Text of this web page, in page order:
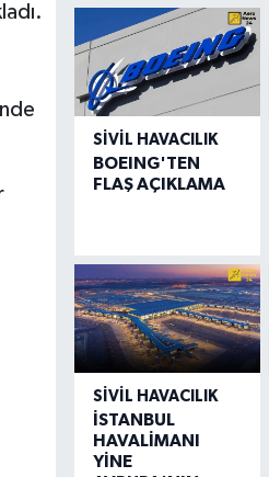
SIVIL HAVACILIK
BOEING'TEN
FLAŞ AÇIKLAMA
SIVIL HAVACILIK
İSTANBUL
HAVALİMANI
YİNE